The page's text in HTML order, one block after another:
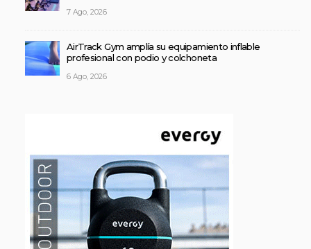
7 Ago, 2026
AirTrack Gym amplía su equipamiento inflable
profesional con podio y colchoneta
6 Ago, 2026